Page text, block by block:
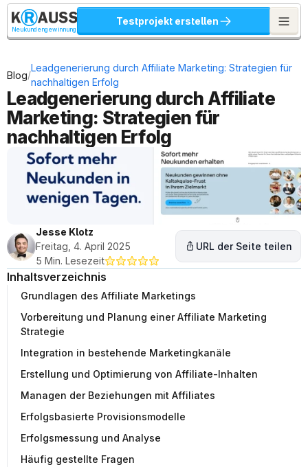
Neukundengewinnung
Testprojekt erstellen
Blog/
Leadgenerierung durch Affiliate Marketing: Strategien für
nachhaltigen Erfolg
Leadgenerierung durch Affiliate
Marketing: Strategien für
nachhaltigen Erfolg
Jesse Klotz
Freitag, 4. April 2025
5 Min. Lesezeit
URL der Seite teilen
Inhaltsverzeichnis
Grundlagen des Affiliate Marketings
Vorbereitung und Planung einer Affiliate Marketing
Strategie
Integration in bestehende Marketingkanäle
Erstellung und Optimierung von Affiliate-Inhalten
Managen der Beziehungen mit Affiliates
Erfolgsbasierte Provisionsmodelle
Erfolgsmessung und Analyse
Häufig gestellte Fragen